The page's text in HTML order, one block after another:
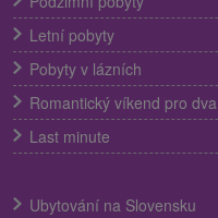
Letní pobyty
Pobyty v lázních
Romantický víkend pro dva
Last minute
Ubytování na Slovensku